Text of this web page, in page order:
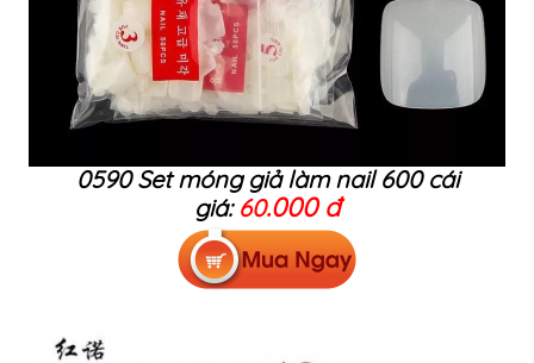
0590 Set móng giả làm nail 600 cái
giá:60.000 đ